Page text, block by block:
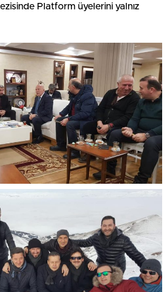
Platform üyelerini yalnız